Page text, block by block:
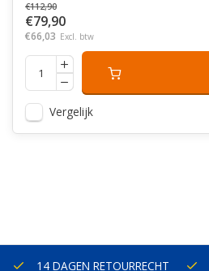
€112,90
€79,90
€66,03 Excl. btw
Vergelijk
14 DAGEN RETOURRECHT